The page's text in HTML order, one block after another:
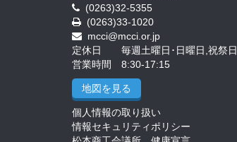
(0263)32-5355
(0263)33-1020
mcci@mcci.or.jp
定休日 毎週土曜日･日曜日,祝祭日
営業時間 8:30-17:15
地図を見る
個人情報の取り扱い
情報セキュリティポリシー